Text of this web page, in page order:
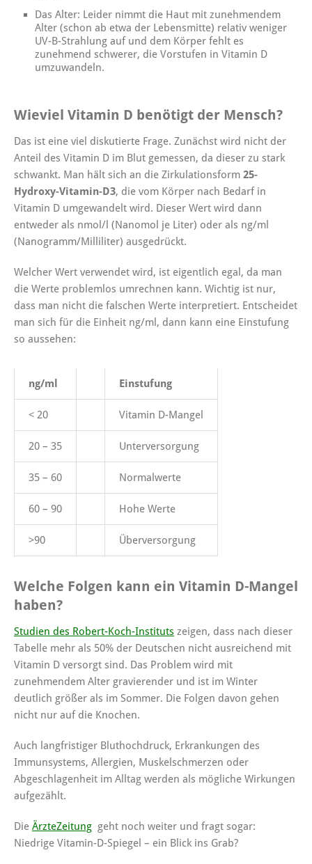
Das Alter: Leider nimmt die Haut mit zunehmendem
Alter (schon ab etwa der Lebensmitte) relativ weniger
UV-B-Strahlung auf und dem Körper fehlt es
zunehmend schwerer, die Vorstufen in Vitamin D
umzuwandeln.
Wieviel Vitamin D benötigt der Mensch?
Das ist eine viel diskutierte Frage. Zunächst wird nicht der
Anteil des Vitamin D im Blut gemessen, da dieser zu stark
schwankt. Man hält sich an die Zirkulationsform 25-
Hydroxy-Vitamin-D3, die vom Körper nach Bedarf in
Vitamin D umgewandelt wird. Dieser Wert wird dann
entweder als nmol/l (Nanomol je Liter) oder als ng/ml
(Nanogramm/Milliliter) ausgedrückt.
Welcher Wert verwendet wird, ist eigentlich egal, da man
die Werte problemlos umrechnen kann. Wichtig ist nur,
dass man nicht die falschen Werte interpretiert. Entscheidet
man sich für die Einheit ng/ml, dann kann eine Einstufung
so aussehen:
ng/ml Einstufung
< 20 Vitamin D-Mangel
20 – 35 Unterversorgung
35 – 60 Normalwerte
60 – 90 Hohe Werte
>90 Überversorgung
Welche Folgen kann ein Vitamin D-Mangel
haben?
Studien des Robert-Koch-Instituts zeigen, dass nach dieser
Tabelle mehr als 50% der Deutschen nicht ausreichend mit
Vitamin D versorgt sind. Das Problem wird mit
zunehmendem Alter gravierender und ist im Winter
deutlich größer als im Sommer. Die Folgen davon gehen
nicht nur auf die Knochen.
Auch langfristiger Bluthochdruck, Erkrankungen des
Immunsystems, Allergien, Muskelschmerzen oder
Abgeschlagenheit im Alltag werden als mögliche Wirkungen
aufgezählt.
Die ÄrzteZeitung geht noch weiter und fragt sogar:
Niedrige Vitamin-D-Spiegel – ein Blick ins Grab?